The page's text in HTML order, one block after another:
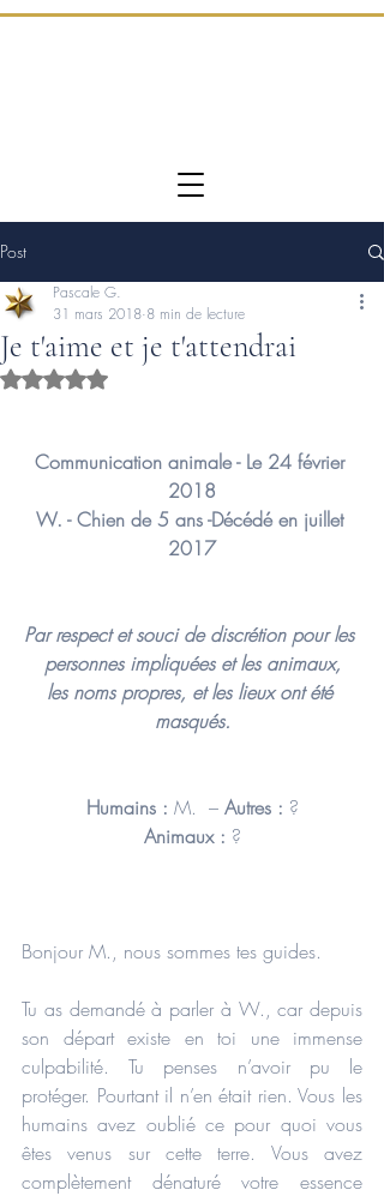
Post
Je t'aime et je t'attendrai
Pascale G.
31 mars 2018 8 min de lecture
Noté NaN étoiles sur 5.
Communication animale - Le 24 février
2018
W. - Chien de 5 ans -Décédé en juillet
2017
Par respect et souci de discrétion pour les
personnes impliquées et les animaux,
les noms propres, et les lieux ont été
masqués.
Humains : M.  – Autres : ?
Animaux : ?
Bonjour M., nous sommes tes guides.
Tu as demandé à parler à W., car depuis
son départ existe en toi une immense
culpabilité. Tu penses n’avoir pu le
protéger. Pourtant il n’en était rien. Vous les
humains avez oublié ce pour quoi vous
êtes venus sur cette terre. Vous avez
complètement dénaturé votre essence